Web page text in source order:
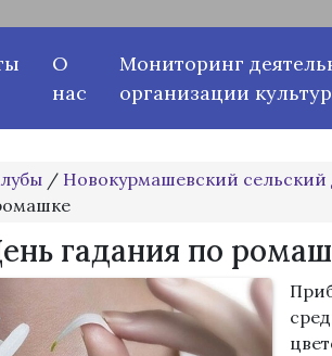
О
нас
Мониторинг
организации
/ Новокурмашевский сельский
гадания по